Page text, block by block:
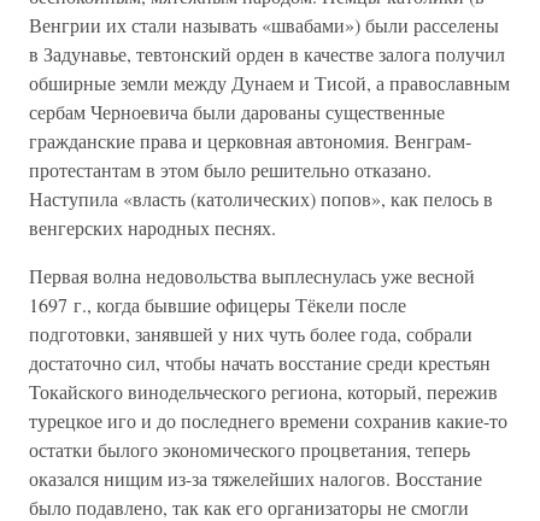
Венгрии их стали называть «швабами») были расселены
в Задунавье, тевтонский орден в качестве залога получил
обширные земли между Дунаем и Тисой, а православным
сербам Черноевича были дарованы существенные
гражданские права и церковная автономия. Венграм-
протестантам в этом было решительно отказано.
Наступила «власть (католических) попов», как пелось в
венгерских народных песнях.
Первая волна недовольства выплеснулась уже весной
1697 г., когда бывшие офицеры Тёкели после
подготовки, занявшей у них чуть более года, собрали
достаточно сил, чтобы начать восстание среди крестьян
Токайского винодельческого региона, который, пережив
турецкое иго и до последнего времени сохранив какие-то
остатки былого экономического процветания, теперь
оказался нищим из-за тяжелейших налогов. Восстание
было подавлено, так как его организаторы не смогли